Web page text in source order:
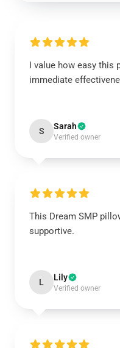
I value how easy this
immediate
S Sarah
Verified owner
This Dream SMP
supportive.
L Lily
Verified owner